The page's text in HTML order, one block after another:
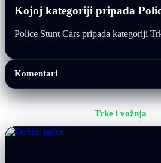
Kojoj kategoriji pripada
Police Stunt Cars pripada kategoriji
Komentari
Trke i vožnja